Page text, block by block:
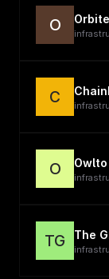
O
C
O Owlto
TG The